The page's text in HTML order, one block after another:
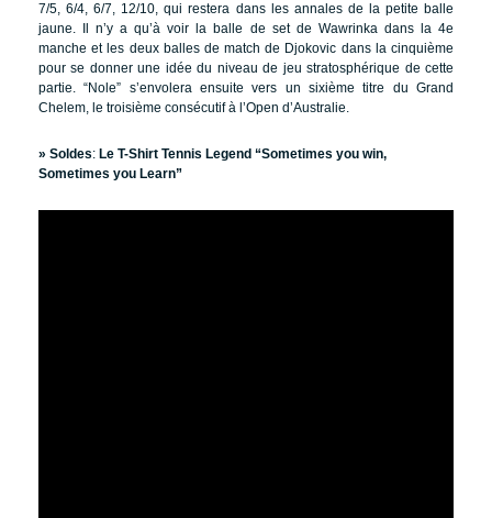
7/5, 6/4, 6/7, 12/10, qui restera dans les annales de la petite balle
jaune. Il n’y a qu’à voir la balle de set de Wawrinka dans la 4e
manche et les deux balles de match de Djokovic dans la cinquième
pour se donner une idée du niveau de jeu stratosphérique de cette
partie. “Nole” s’envolera ensuite vers un sixième titre du Grand
Chelem, le troisième consécutif à l’Open d’Australie.
» Soldes: Le T-Shirt Tennis Legend “Sometimes you win,
Sometimes you Learn”